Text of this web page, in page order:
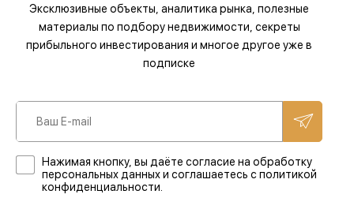
Эксклюзивные объекты, аналитика рынка, полезные
материалы по подбору недвижимости, секреты
прибыльного инвестирования и многое другое уже в
подписке
Нажимая кнопку, вы даёте согласие на обработку
персональных данных и соглашаетесь с политикой
конфиденциальности.